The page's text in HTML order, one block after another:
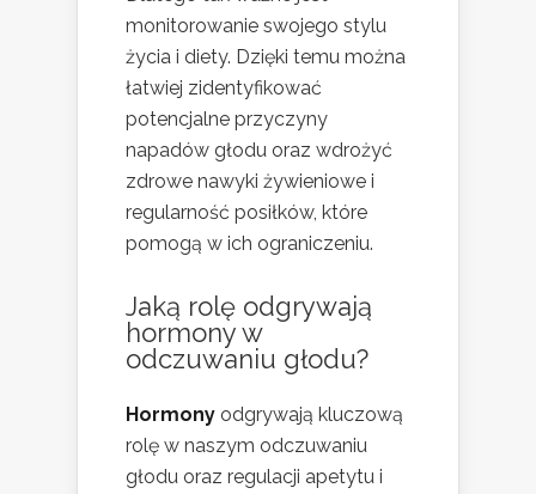
monitorowanie swojego stylu
życia i diety. Dzięki temu można
łatwiej zidentyfikować
potencjalne przyczyny
napadów głodu oraz wdrożyć
zdrowe nawyki żywieniowe i
regularność posiłków, które
pomogą w ich ograniczeniu.
Jaką rolę odgrywają
hormony w
odczuwaniu głodu?
Hormony odgrywają kluczową
rolę w naszym odczuwaniu
głodu oraz regulacji apetytu i